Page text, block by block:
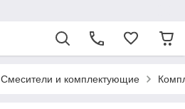
Смесители и комплектующие